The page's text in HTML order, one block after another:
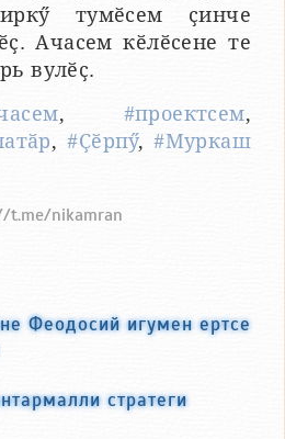
тумӗсем ҫинче
Ачасем кӗлӗсене те
вулӗҫ.
, #проектсем,
,#Ҫӗрпӳ,#Муркаш
t.me/nikamran
Феодосий игумен ертсе
стратеги